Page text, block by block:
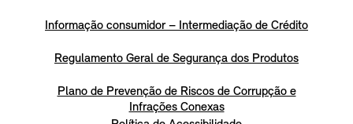
Informação consumidor – Intermediação de Crédito
Regulamento Geral de Segurança dos Produtos
Plano de Prevenção de Riscos de Corrupção e
Infrações Conexas